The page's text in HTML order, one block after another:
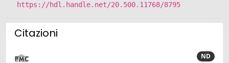
https://hdl.handle.net/20.500.11768/8795
Citazioni
ND